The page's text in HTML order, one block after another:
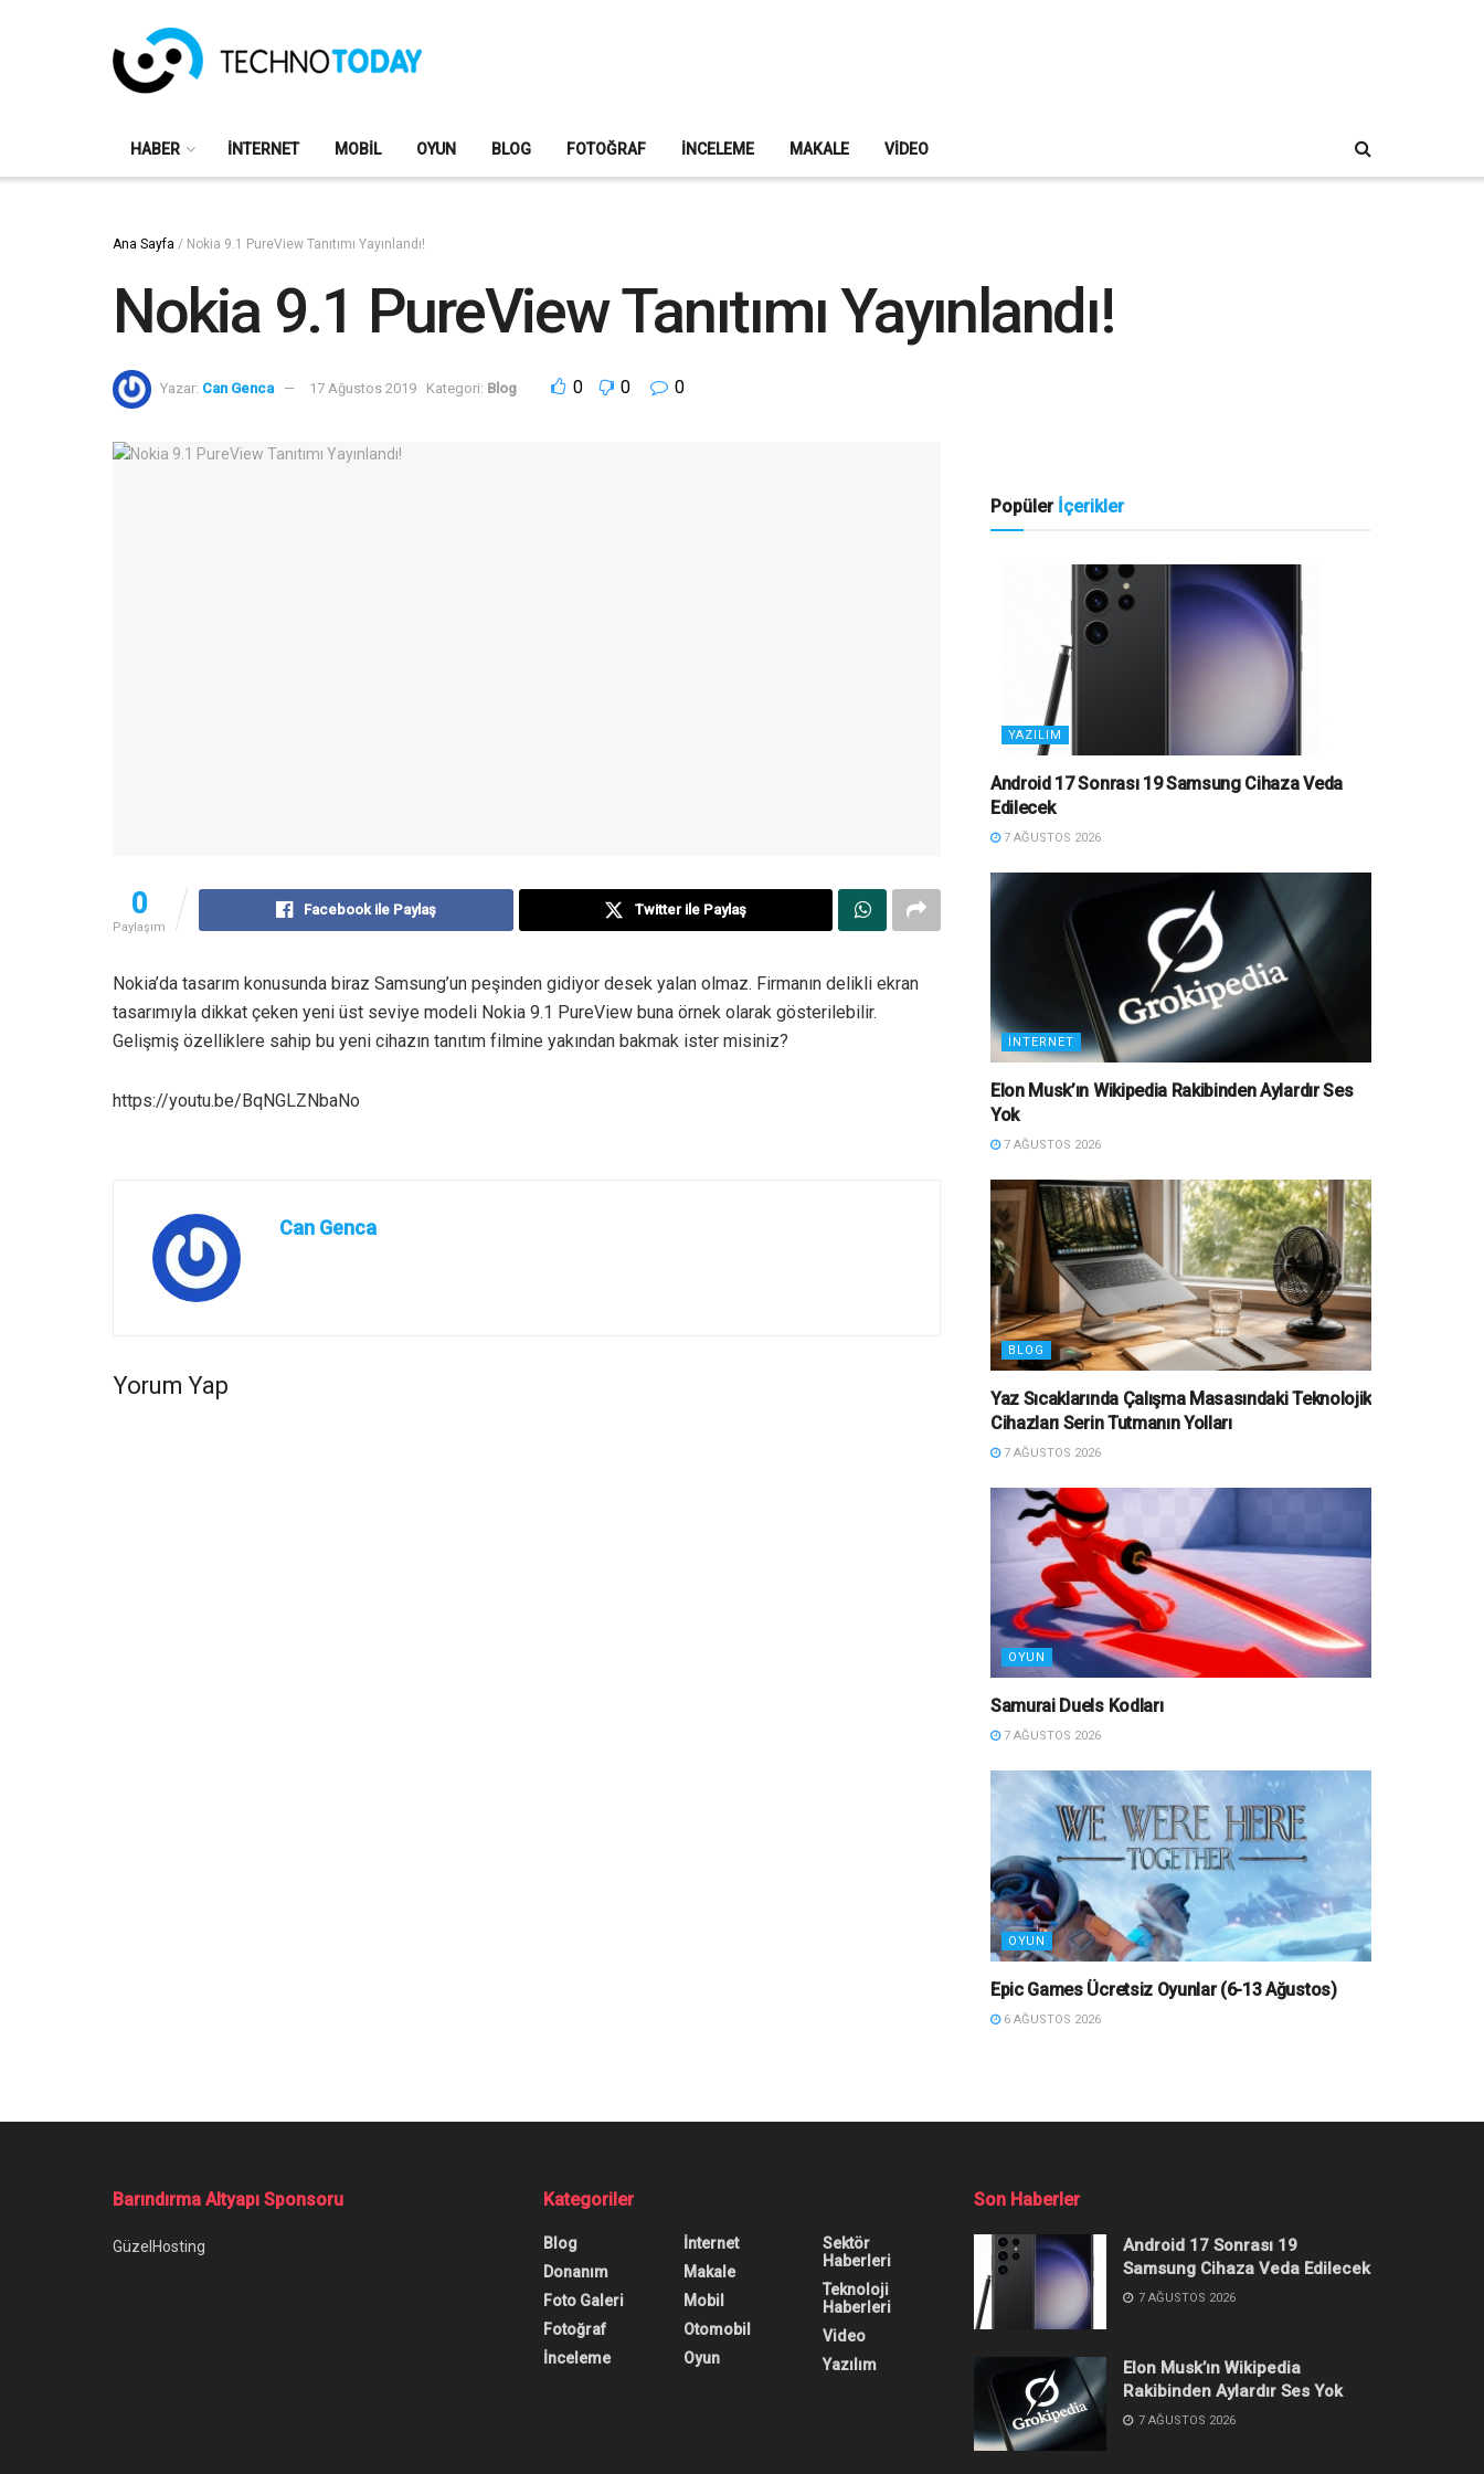
HABER İNTERNET MOBIL OYUN BLOG FOTOĞRAF İNCELEME MAKALE VIDEO
Ana Sayfa / Nokia 9.1 PureView Tanıtımı Yayınlandı!
Nokia 9.1 PureView Tanıtımı Yayınlandı!
Yazar: Can Genca 17 Ağustos 2019 Kategori: Blog 0 0 0
0
Paylaşım
Facebook ile Paylaş Twitter ile Paylaş
Nokia’da tasarım konusunda biraz Samsung’un peşinden gidiyor desek yalan olmaz. Firmanın delikli ekran
tasarımıyla dikkat çeken yeni üst seviye modeli Nokia 9.1 PureView buna örnek olarak gösterilebilir.
Gelişmiş özelliklere sahip bu yeni cihazın tanıtım filmine yakından bakmak ister misiniz?
https://youtu.be/BqNGLZNbaNo
Can Genca
Yorum Yap
Popüler İçerikler
YAZILIM
Android 17 Sonrası 19 Samsung Cihaza Veda
Edilecek
7 AĞUSTOS 2026
İNTERNET
Elon Musk’ın Wikipedia Rakibinden Aylardır Ses
Yok
7 AĞUSTOS 2026
BLOG
Yaz Sıcaklarında Çalışma Masasındaki Teknolojik
Cihazları Serin Tutmanın Yolları
7 AĞUSTOS 2026
OYUN
Samurai Duels Kodları
7 AĞUSTOS 2026
OYUN
Epic Games Ücretsiz Oyunlar (6-13 Ağustos)
6 AĞUSTOS 2026
Barındırma Altyapı Sponsoru
GüzelHosting
Kategoriler
Blog
Donanım
Foto Galeri
Fotoğraf
İnceleme
İnternet
Makale
Mobil
Otomobil
Oyun
Sektör
Haberleri
Teknoloji
Haberleri
Video
Yazılım
Son Haberler
Android 17 Sonrası 19
Samsung Cihaza Veda Edilecek
7 AĞUSTOS 2026
Elon Musk’ın Wikipedia
Rakibinden Aylardır Ses Yok
7 AĞUSTOS 2026